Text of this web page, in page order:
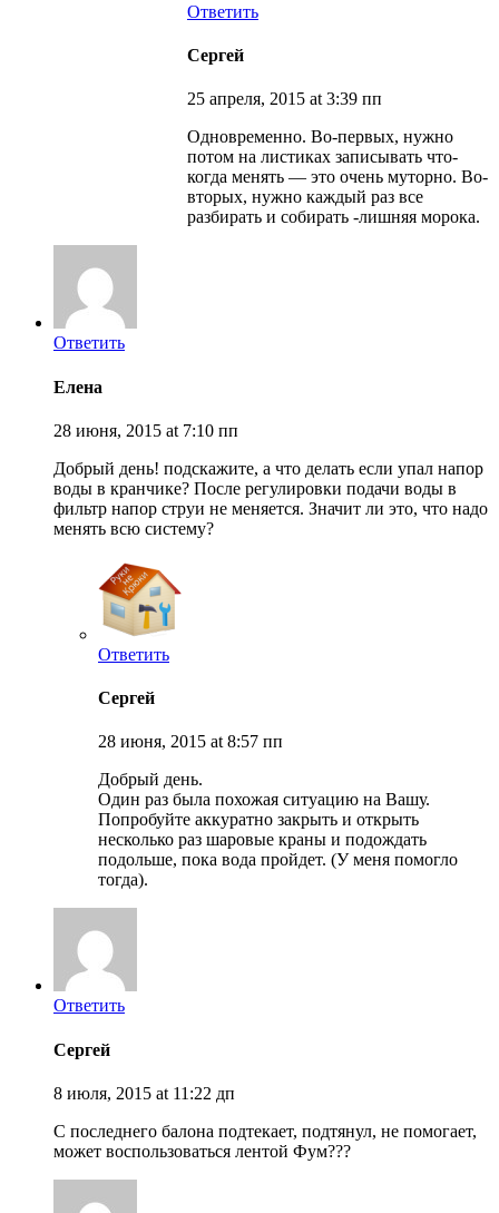
Ответить
Сергей
25 апреля, 2015 at 3:39 пп
Одновременно. Во-первых, нужно
потом на листиках записывать что-
когда менять — это очень муторно. Во-
вторых, нужно каждый раз все
разбирать и собирать -лишняя морока.
Ответить
Елена
28 июня, 2015 at 7:10 пп
Добрый день! подскажите, а что делать если упал напор
воды в кранчике? После регулировки подачи воды в
фильтр напор струи не меняется. Значит ли это, что надо
менять всю систему?
Ответить
Сергей
28 июня, 2015 at 8:57 пп
Добрый день.
Один раз была похожая ситуацию на Вашу.
Попробуйте аккуратно закрыть и открыть
несколько раз шаровые краны и подождать
подольше, пока вода пройдет. (У меня помогло
тогда).
Ответить
Сергей
8 июля, 2015 at 11:22 дп
C последнего балона подтекает, подтянул, не помогает,
может воспользоваться лентой Фум???